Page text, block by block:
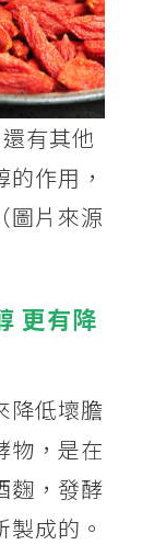
有其他
作用，
圖片來源
更有降
降低壞膽
物，是在
麴，發酵
成的。